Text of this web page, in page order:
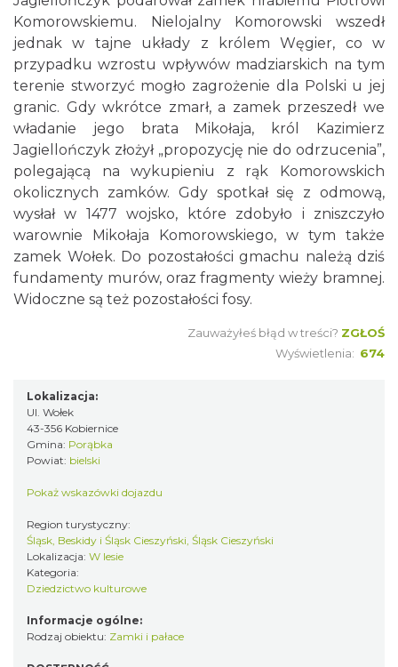
Komorowskiemu. Nielojalny Komorowski wszedł
jednak w tajne układy z królem Węgier, co w
przypadku wzrostu wpływów madziarskich na tym
terenie stworzyć mogło zagrożenie dla Polski u jej
granic. Gdy wkrótce zmarł, a zamek przeszedł we
władanie jego brata Mikołaja, król Kazimierz
Jagiellończyk złożył „propozycję nie do odrzucenia”,
polegającą na wykupieniu z rąk Komorowskich
okolicznych zamków. Gdy spotkał się z odmową,
wysłał w 1477 wojsko, które zdobyło i zniszczyło
warownie Mikołaja Komorowskiego, w tym także
zamek Wołek. Do pozostałości gmachu należą dziś
fundamenty murów, oraz fragmenty wieży bramnej.
Widoczne są też pozostałości fosy.
Zauważyłeś błąd w treści? ZGŁOŚ
Wyświetlenia: 674
Lokalizacja:
Ul. Wołek
43-356 Kobiernice
Gmina: Porąbka
Powiat: bielski
Pokaż wskazówki dojazdu
Region turystyczny:
Śląsk, Beskidy i Śląsk Cieszyński, Śląsk Cieszyński
Lokalizacja: W lesie
Kategoria:
Dziedzictwo kulturowe
Informacje ogólne:
Rodzaj obiektu: Zamki i pałace